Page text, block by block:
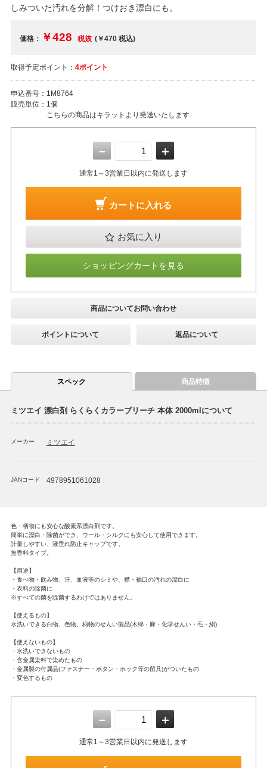
しみついた汚れを分解！つけおき漂白にも。
価格： ￥428 税抜 (￥470税込)
取得予定ポイント： 4ポイント
申込番号： 1M8764
販売単位： 1個
こちらの商品はキラットより発送いたします
－ ＋
通常1～3営業日以内に発送します
カートに入れる
お気に入り
ショッピングカートを見る
商品についてお問い合わせ
ポイントについて 返品について
スペック 商品特徴
ミツエイ 漂白剤 らくらくカラーブリーチ 本体 2000mlについて
メーカー ミツエイ
JANコード 4978951061028
色・柄物にも安心な酸素系漂白剤です。
簡単に漂白・除菌ができ、ウール・シルクにも安心して使用できます。
計量しやすい、液垂れ防止キャップです。
無香料タイプ。
【用途】
・食べ物・飲み物、汗、血液等のシミや、襟・袖口の汚れの漂白に
・衣料の除菌に
※すべての菌を除菌するわけではありません。
【使えるもの】
水洗いできる白物、色物、柄物のせんい製品(木綿・麻・化学せんい・毛・絹)
【使えないもの】
・水洗いできないもの
・含金属染料で染めたもの
・金属製の付属品(ファスナー・ボタン・ホック等の留具)がついたもの
・変色するもの
－ ＋
通常1～3営業日以内に発送します